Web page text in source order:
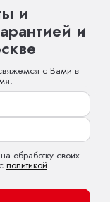
и
и
с Вами в
обработку своих
политикой